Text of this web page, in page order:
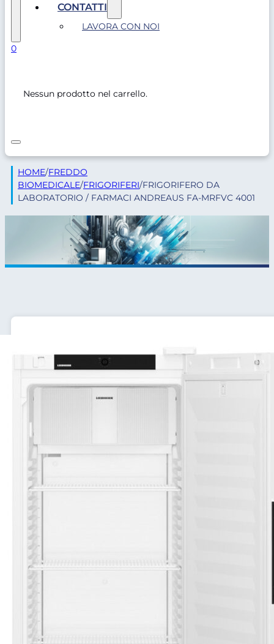
CONTATTI
LAVORA CON NOI
0
Nessun prodotto nel carrello.
HOME/FREDDO
BIOMEDICALE/FRIGORIFERI/FRIGORIFERO DA
LABORATORIO / FARMACI ANDREAUS FA-MRFVC 4001